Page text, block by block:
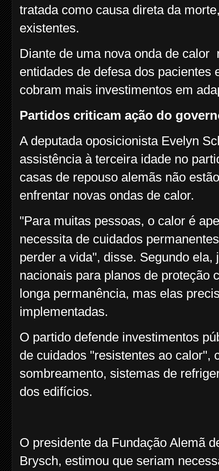
tratada como causa direta da
existentes.
Diante de uma nova onda de
entidades de defesa dos
cobram mais investimentos em
Partidos criticam ação do
A deputada oposicionista Evelyn
assistência à terceira idade no
casas de repouso alemãs não
enfrentar novas ondas de calor.
"Para muitas pessoas, o calor é
necessita de cuidados
perder a vida", disse. Segundo
nacionais para planos de proteção
longa permanência, mas elas
implementadas.
O partido defende investimentos
de cuidados "resistentes ao calor",
sombreamento, sistemas de
dos edifícios.
O presidente da Fundação Alemã
Brysch, estimou que seriam